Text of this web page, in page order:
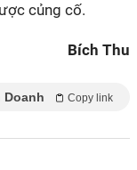
củng cố.
Bích Thu
Doanh Copy link